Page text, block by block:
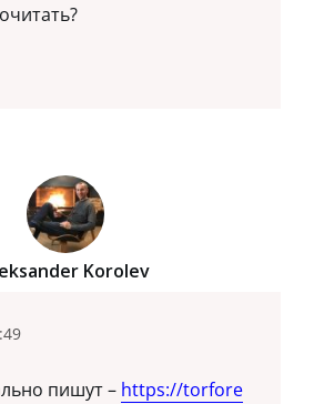
Korolev
пишут – https://torfore